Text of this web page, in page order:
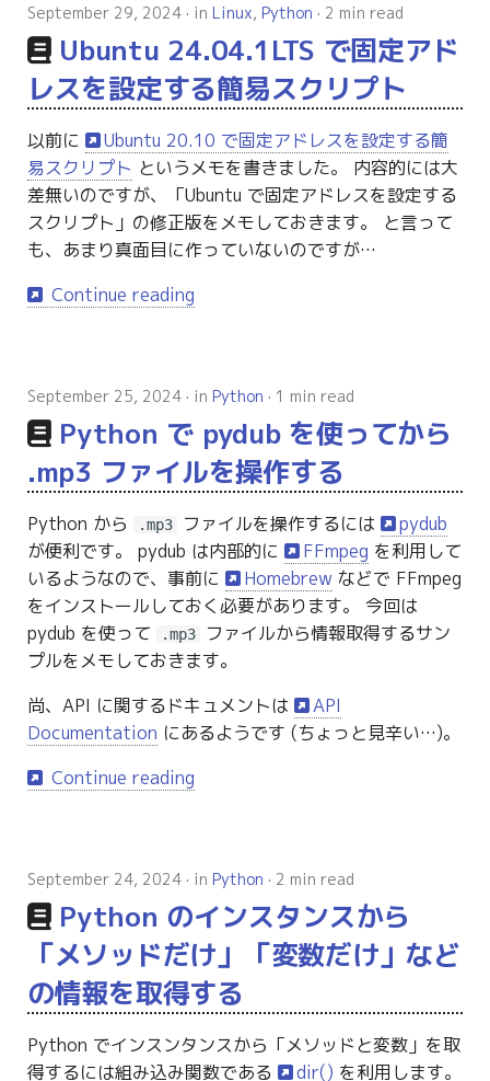
September 29, 2024 in Linux, Python 2 min read
Ubuntu 24.04.1LTS で固定アド
レスを設定する簡易スクリプト
以前に
Ubuntu 20.10 で固定アドレスを設定する簡
易スクリプト というメモを書きました。 内容的には大
差無いのですが、「Ubuntu で固定アドレスを設定する
スクリプト」の修正版をメモしておきます。 と言って
も、あまり真面目に作っていないのですが…
Continue reading
September 25, 2024 in Python 1 min read
Python で pydub を使ってから
.mp3 ファイルを操作する
Python から .mp3 ファイルを操作するには
pydub
が便利です。 pydub は内部的に
FFmpeg を利用して
いるようなので、事前に
Homebrew などで FFmpeg
をインストールしておく必要があります。 今回は
pydub を使って
.mp3
ファイルから情報取得するサン
プルをメモしておきます。
尚、API に関するドキュメントは
API
Documentation にあるようです (ちょっと見辛い…)。
Continue reading
September 24, 2024 in Python 2 min read
Python のインスタンスから
「メソッドだけ」「変数だけ」など
の情報を取得する
Python でインスンタンスから「メソッドと変数」を取
得するには組み込み関数である
dir() を利用します。